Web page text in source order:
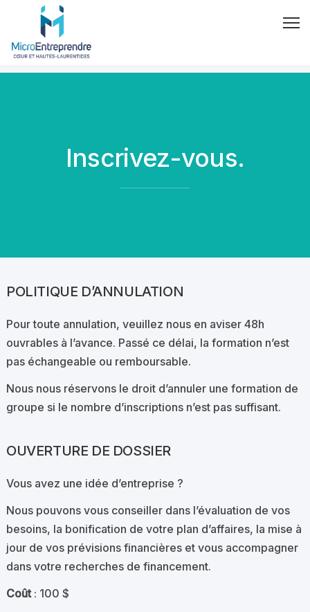
Inscrivez-vous.
POLITIQUE D’ANNULATION
Pour toute annulation, veuillez nous en aviser 48h
ouvrables à l’avance. Passé ce délai, la formation n’est
pas échangeable ou remboursable.
Nous nous réservons le droit d’annuler une formation de
groupe si le nombre d’inscriptions n’est pas suffisant.
OUVERTURE DE DOSSIER
Vous avez une idée d’entreprise ?
Nous pouvons vous conseiller dans l’évaluation de vos
besoins, la bonification de votre plan d’affaires, la mise à
jour de vos prévisions financières et vous accompagner
dans votre recherches de financement.
Coût : 100 $